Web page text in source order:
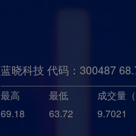
蓝晓科技 代码：300487
最高 最低 成交量（
69.18
63.72 9.7021